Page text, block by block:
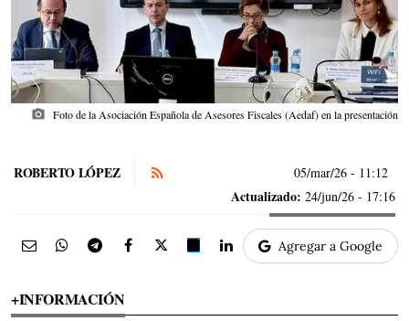
photo_camera Foto de la Asociación Española de Asesores Fiscales (Aedaf) en la presentación
ROBERTO LÓPEZ 05/mar/26 - 11:12
Actualizado: 24/jun/26 - 17:16
Agregar a Google
+INFORMACIÓN